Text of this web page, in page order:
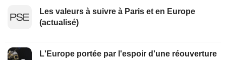
Les valeurs à suivre à Paris et en Europe
(actualisé)
L'Europe portée par l'espoir d'une réouverture